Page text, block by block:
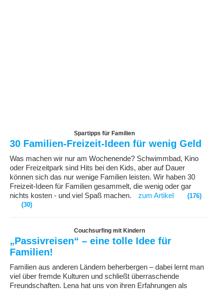
Spartipps für Familien
30 Familien-Freizeit-Ideen für wenig Geld
Was machen wir nur am Wochenende? Schwimmbad, Kino
oder Freizeitpark sind Hits bei den Kids, aber auf Dauer
können sich das nur wenige Familien leisten. Wir haben 30
Freizeit-Ideen für Familien gesammelt, die wenig oder gar
nichts kosten - und viel Spaß machen.
zum Artikel
(176)
(30)
Couchsurfing mit Kindern
„Passivreisen“ – eine tolle Idee für
Familien!
Familien aus anderen Ländern beherbergen – dabei lernt man
viel über fremde Kulturen und schließt überraschende
Freundschaften. Lena hat uns von ihren Erfahrungen als